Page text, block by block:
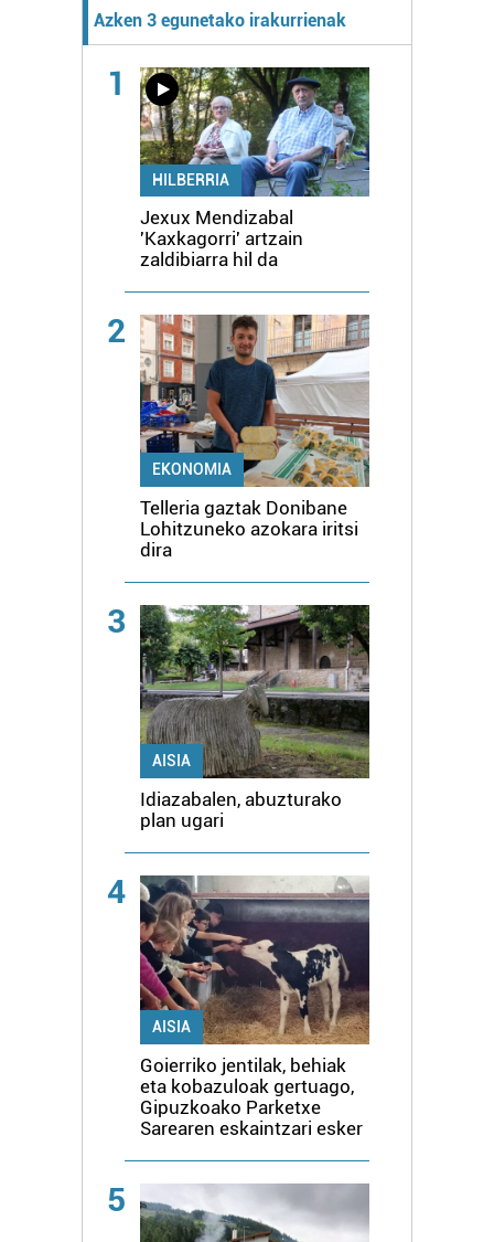
Azken 3 egunetako irakurrienak
1
HILBERRIA
Jexux Mendizabal
'Kaxkagorri' artzain
zaldibiarra hil da
2
EKONOMIA
Telleria gaztak Donibane
Lohitzuneko azokara iritsi
dira
3
AISIA
Idiazabalen, abuzturako
plan ugari
4
AISIA
Goierriko jentilak, behiak
eta kobazuloak gertuago,
Gipuzkoako Parketxe
Sarearen eskaintzari esker
5